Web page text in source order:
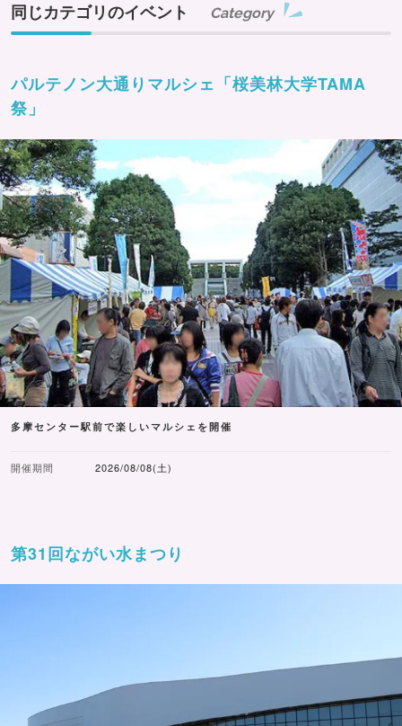
同じカテゴリのイベント Category
パルテノン大通りマルシェ「桜美林大学TAMA
祭」
多摩センター駅前で楽しいマルシェを開催
開催期間 2026/08/08(土)
第31回ながい水まつり